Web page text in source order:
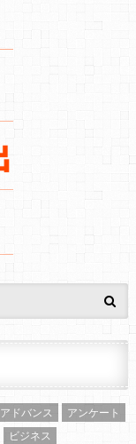
アドバンス
アンケート
ビジネス